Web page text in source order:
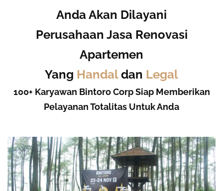
Anda Akan Dilayani
Perusahaan Jasa Renovasi
Apartemen
Yang Handaldan Legal
100+ Karyawan Bintoro Corp Siap Memberikan
Pelayanan Totalitas Untuk Anda